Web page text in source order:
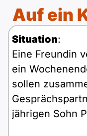
Allgemein
Beruf
telc
Goethe
ÖIF
Deutsch
Englisch
Türkisch
Ukrainisch
A1 Allgemein
A1 DTZ
A1 telc
A1 Goethe
A2
A2 Allgemein
A2 DTZ
A2 telc
B1 Allgemein
B1 DTZ
Auf ein
Situation:
Eine Freundin
ein
sollen
jährigen Sohn